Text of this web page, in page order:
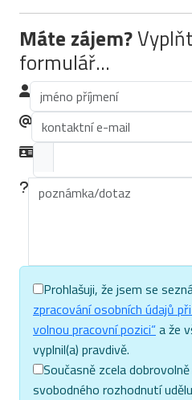
Máte zájem?
formulář...
Prohlašuji, že jsem se
zpracování osobních údajů
volnou pracovní pozici“ a že
vyplnil(a) pravdivě.
Současně zcela
svobodného rozhodnutí